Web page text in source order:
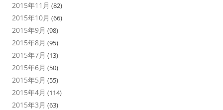
2015年11月 (82)
2015年10月 (66)
2015年9月 (98)
2015年8月 (95)
2015年7月 (13)
2015年6月 (50)
2015年5月 (55)
2015年4月 (114)
2015年3月 (63)